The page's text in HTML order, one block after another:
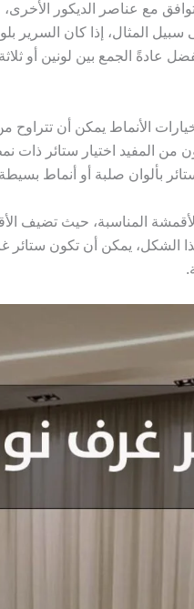
مع عناصر الديكور
المثال، إذا كان السرير
عادةً الجمع بين لونين أو
الأنماط يمكن أن تتراوح
من المفيد اختيار ستائر ذات
ستائر بألوان صلبة أو أنماط
المناسبة، حيث تضيف
الشكل، يمكن أن تكون